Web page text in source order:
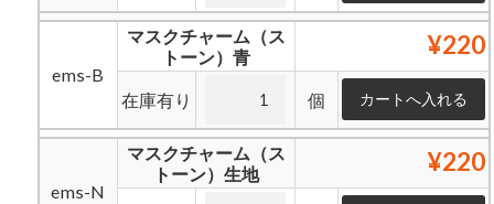
ems-B
マスクチャーム（ス
トーン）青
¥220
在庫有り 個
ems-N
マスクチャーム（ス
トーン）生地
¥220